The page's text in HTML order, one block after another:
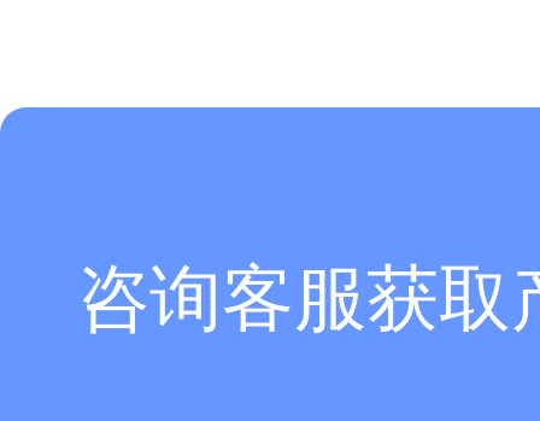
咨询客服获取